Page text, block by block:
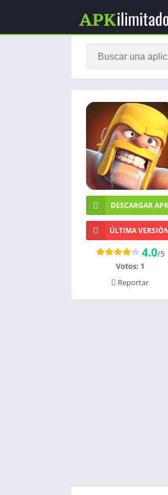
DESCARGAR APK
ÚLTIMA
4.0/5
Votos: 1
Reportar